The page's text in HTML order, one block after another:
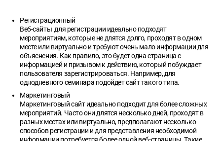
Регистрационный
Веб-сайты для регистрации идеально подходят
мероприятиям, которые не длятся долго, проходят в одном
месте или виртуально и требуют очень мало информации для
объяснения. Как правило, это будет одна страница с
информацией и призывом к действию, который побуждает
пользователя зарегистрироваться. Например, для
однодневного семинара подойдет сайт такого типа.
Маркетинговый
Маркетинговый сайт идеально подходит для более сложных
мероприятий. Часто они длятся несколько дней, проходят в
разных местах или виртуально, предполагают несколько
способов регистрации и для представления необходимой
информации потребуется более одной веб-страницы. Такие